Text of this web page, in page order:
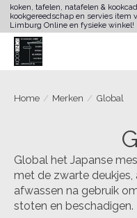
koken, tafelen, natafelen &
kookgereedschap en servies item
Limburg Online en fysieke winkel!
Home / Merken / Global
Global het Japanse
met de zwarte
afwassen na gebruik
stoten en beschadigen.